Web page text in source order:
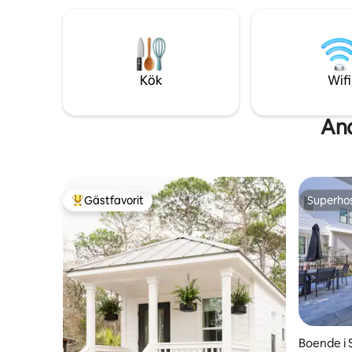
and Panama City Beach
Kök Wifi
Populär gästfavorit
Gästfavorit
Boende i